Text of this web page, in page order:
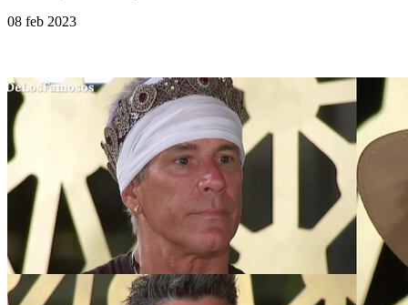
08 feb 2023